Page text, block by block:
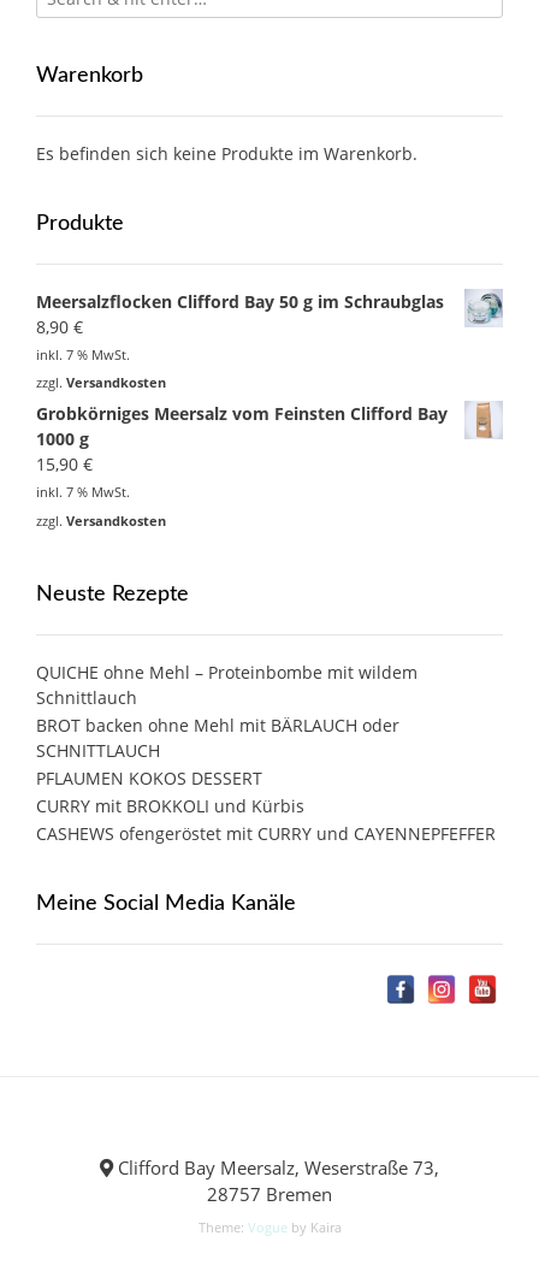
Warenkorb
Es befinden sich keine Produkte im Warenkorb.
Produkte
Meersalzflocken Clifford Bay 50 g im Schraubglas
8,90 €
inkl. 7 % MwSt.
zzgl. Versandkosten
Grobkörniges Meersalz vom Feinsten Clifford Bay
1000 g
15,90 €
inkl. 7 % MwSt.
zzgl. Versandkosten
Neuste Rezepte
QUICHE ohne Mehl – Proteinbombe mit wildem
Schnittlauch
BROT backen ohne Mehl mit BÄRLAUCH oder
SCHNITTLAUCH
PFLAUMEN KOKOS DESSERT
CURRY mit BROKKOLI und Kürbis
CASHEWS ofengeröstet mit CURRY und CAYENNEPFEFFER
Meine Social Media Kanäle
Clifford Bay Meersalz, Weserstraße 73,
28757 Bremen
Theme: Vogue by Kaira